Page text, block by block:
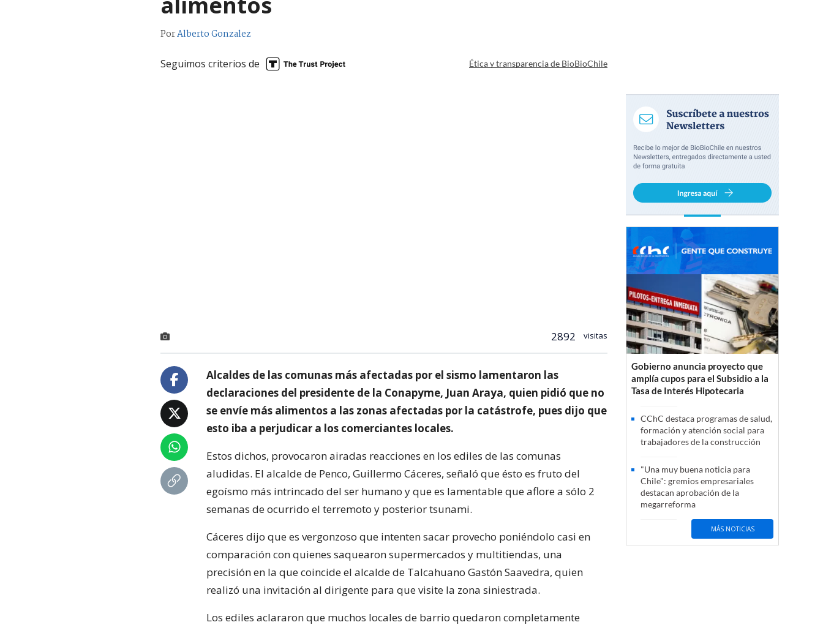
PorAlberto Gonzalez
Seguimos criterios de Ética y transparencia de BioBioChile
2892 visitas
Alcaldes de las comunas más afectadas por el sismo lamentaron las
declaraciones del presidente de la Conapyme, Juan Araya, quien pidió que no
se envíe más alimentos a las zonas afectadas por la catástrofe, pues dijo que
esto iba a perjudicar a los comerciantes locales.
Estos dichos, provocaron airadas reacciones en los ediles de las comunas
aludidas. El alcalde de Penco, Guillermo Cáceres, señaló que ésto es fruto del
egoísmo más intrincado del ser humano y que es lamentable que aflore a sólo 2
semanas de ocurrido el terremoto y posterior tsunami.
Cáceres dijo que es vergonzoso que intenten sacar provecho poniéndolo casi en
comparación con quienes saquearon supermercados y multitiendas, una
precisión en la que coincide el alcalde de Talcahuano Gastón Saavedra, quien
realizó una invitación al dirigente para que visite la zona siniestrada.
Los ediles aclararon que muchos locales de barrio quedaron completamente
Gobierno anuncia proyecto que
amplía cupos para el Subsidio a la
Tasa de Interés Hipotecaria
CChC destaca programas de salud,
formación y atención social para
trabajadores de la construcción
"Una muy buena noticia para
Chile": gremios empresariales
destacan aprobación de la
megarreforma
MÁS NOTICIAS